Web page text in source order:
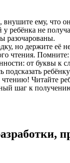
внушите ему, что
ребёнка не
разочарованы.
но держите её
чтения.
от буквы к
Читайте
шаг к